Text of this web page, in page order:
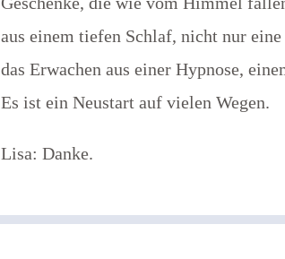
aus einem tiefen Schlaf, nicht nur
das Erwachen aus einer Hypnose,
Es ist ein Neustart auf vielen Wegen.
Lisa: Danke.